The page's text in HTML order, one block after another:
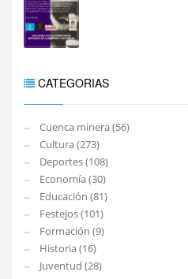
CATEGORIAS
Cuenca minera (56)
Cultura (273)
Deportes (108)
Economía (30)
Educación (81)
Festejos (101)
Formación (9)
Historia (16)
Juventud (28)